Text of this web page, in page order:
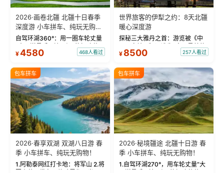
2026·画卷北疆 北疆十日春季
深度游 小车拼车、纯玩无购
物！
自驾环湖360°：用一圈车轮丈量
“大西洋最后一滴眼泪”的极致蔚
蓝。 赛湖旅拍：甄选多款风格服
绝美瞬间。 赛湖坦克300跟车视
频：专业摄影师...
¥4580 468人看过
世界旅客的伊犁之约：8天北疆
暖心深度游
探秘三大雅丹之首：游览被《中
国国家地理》评选为“中国最美的
三大雅丹”第一名的克拉玛依魔鬼
瓦人最大村落——禾木村，欣赏
晨雾与小木...
¥ 8500 257人看过
包车拼车
2026·春享双湖 双湖八日游 春
季 小车拼车、纯玩无购物！
1.阿勒泰网红打卡地：将军山 2.将
包车拼车
2026·秘境疆途 北疆十日游 春
季 小车拼车、纯玩无购物！
1.自驾环湖270°，用车轮丈量“大